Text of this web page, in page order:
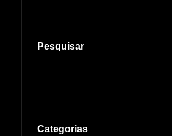
Pesquisar
Categorias